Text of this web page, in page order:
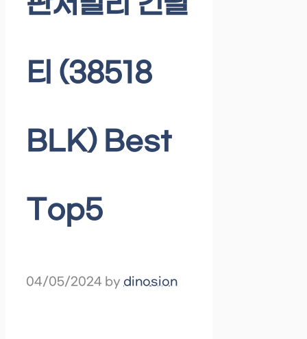
티 (38518
BLK) Best
Top5
04/05/2024 by dinosion